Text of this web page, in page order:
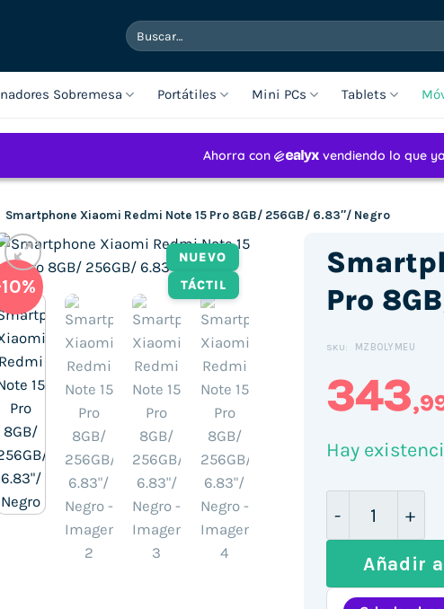
Buscar
por:
Sobremesa Portátiles Mini PCs Tablets
Smartphone Xiaomi Redmi Note 15 Pro 8GB/ 256GB/ 6.83″/ Negro
NUEVO
TÁCTIL
Pro
SKU: MZB0LYMEU
343
Hay
Smartphone
Añadir